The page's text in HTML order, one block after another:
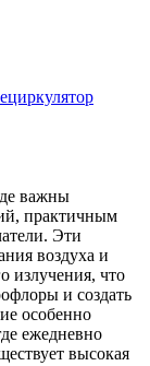
важны
практичным
Эти
воздуха и
излучения, что
и создать
особенно
ежедневно
высокая